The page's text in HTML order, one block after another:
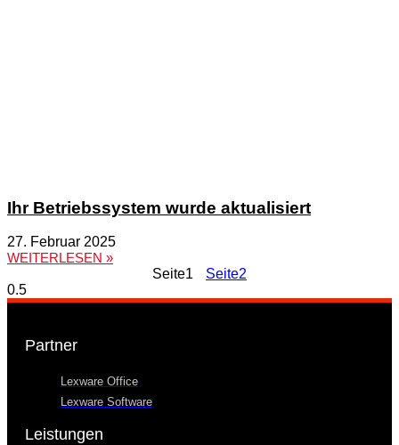
Ihr Betriebssystem wurde aktualisiert
27. Februar 2025
WEITERLESEN »
Seite1 Seite2
Partner
Lexware Office
Lexware Software
Leistungen